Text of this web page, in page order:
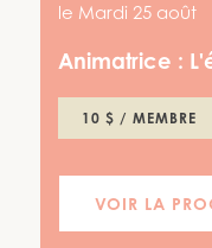
le Mardi 25 août
Animatrice :
10 $ / MEMBRE
VOIR LA